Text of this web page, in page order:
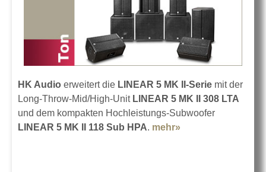
HK Audio erweitert die LINEAR 5 MK II-Serie mit der
Long-Throw-Mid/High-Unit LINEAR 5 MK II 308 LTA
und dem kompakten Hochleistungs-Subwoofer
LINEAR 5 MK II 118 Sub HPA. mehr»